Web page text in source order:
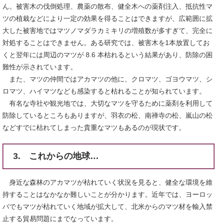
ん。被害木の伐倒処理、農薬の散布、健全木への薬剤注入、抵抗性マ
ツの植栽などにより一定の効果を得ることはできますが、広範囲に拡
大した被害地ではマツノマダラカミキリの増殖数が多すぎて、完全に
対処することはできません。ある研究では、被害木を1本放置してお
くと翌年には周辺のマツが 8.6 本枯れるという結果があり、防除の困
難性が示されています。
また、マツの仲間ではアカマツの他に、クロマツ、ゴヨウマツ、シ
ロマツ、ハイマツなども感染すると枯れることが知られています。
有名な寺社や観光地では、大切なマツを守るために薬剤を利用して
防除しているところもありますが、羽衣の松、南禅寺の松、嵐山の松
などすでに枯れてしまった貴重なマツもあるのが現状です。
3. これからの地球…
身近な森林のアカマツが枯れていく状況を見ると、健全な環境を維
持することはなかなか難しいことが分かります。近年では、ヨーロッ
パでもマツが枯れていく地域が拡大して、北米からのマツ材を輸入禁
止する貿易問題にまでなっています。